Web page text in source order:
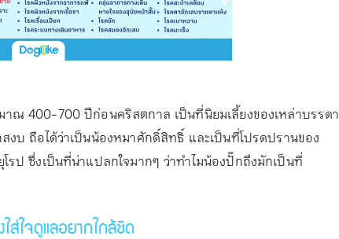
าณ 400-700 ปีก่อนคริสตกาล เป็นที่นิยมเลี้ยงของเหล่าบรรดา
บ ถือได้ว่าเป็นน้องหมาศักดิ์สิทธิ์ และเป็นที่โปรดปรานของ
ป ซึ่งเป็นที่น่าแปลกใจมากๆ ว่าทำไมน้องปั๊กถึงมักเป็นที่
ส่ใจดูแลอยากใกล้ชิด